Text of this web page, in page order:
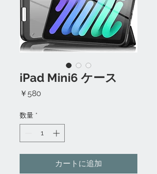
iPad Mini6 ケース
￥580
数量 *
カートに追加